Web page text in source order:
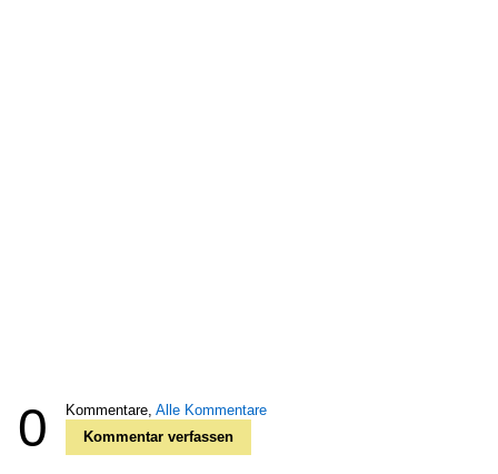
0 Kommentare, Alle Kommentare
Kommentar verfassen